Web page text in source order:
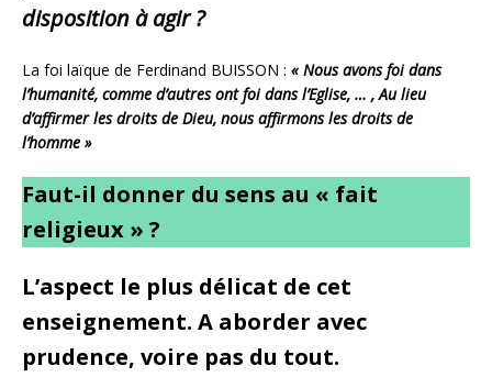
disposition à agir ?
La foi laïque de Ferdinand BUISSON : « Nous avons foi dans
l’humanité, comme d’autres ont foi dans l’Eglise, … , Au lieu
d’affirmer les droits de Dieu, nous affirmons les droits de
l’homme »
Faut-il donner du sens au « fait
religieux » ?
L’aspect le plus délicat de cet
enseignement. A aborder avec
prudence, voire pas du tout.